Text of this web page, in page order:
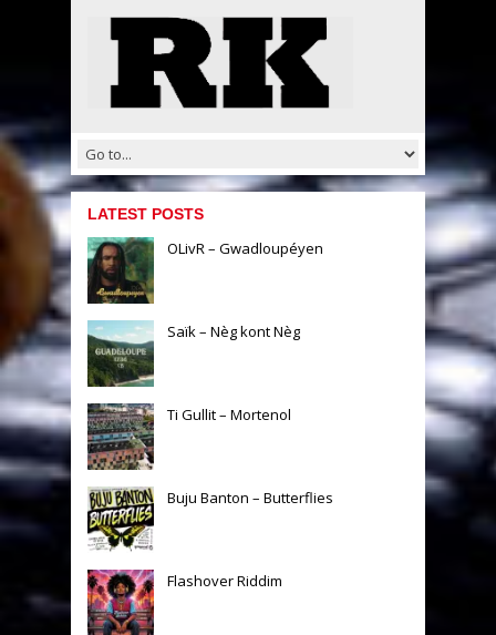
LATEST POSTS
OLivR – Gwadloupéyen
Saïk – Nèg kont Nèg
Ti Gullit – Mortenol
Buju Banton – Butterflies
Flashover Riddim